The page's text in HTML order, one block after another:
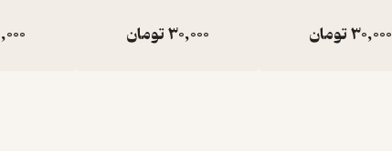
30,000تومان 30,000تومان